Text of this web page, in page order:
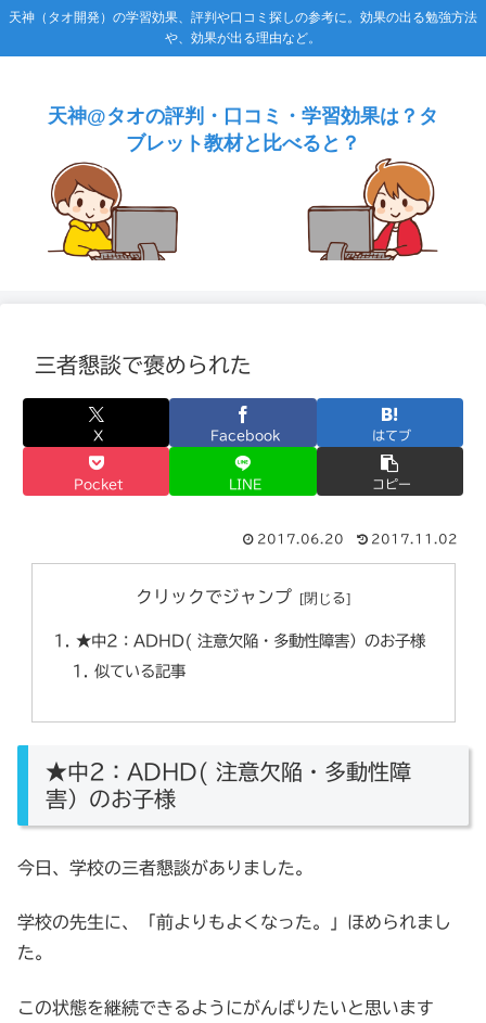
天神（タオ開発）の学習効果、評判や口コミ探しの参考に。効果の出る勉強方法
や、効果が出る理由など。
天神@タオの評判・口コミ・学習効果は？タ
ブレット教材と比べると？
三者懇談で褒められた
X Facebook はてブ
Pocket LINE コピー
2017.06.20 2017.11.02
クリックでジャンプ
★中2：ADHD( 注意欠陥・多動性障害）のお子様
似ている記事
★中2：ADHD( 注意欠陥・多動性障
害）のお子様
今日、学校の三者懇談がありました。
学校の先生に、「前よりもよくなった。」ほめられまし
た。
この状態を継続できるようにがんばりたいと思います